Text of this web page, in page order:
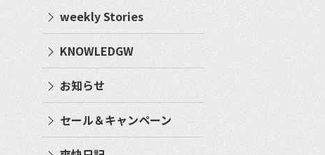
weekly Stories
KNOWLEDGW
お知らせ
セール＆キャンペーン